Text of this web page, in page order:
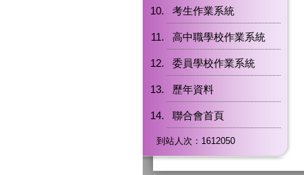
考生作業系統
高中職學校作業系統
委員學校作業系統
歷年資料
聯合會首頁
到站人次：1612050